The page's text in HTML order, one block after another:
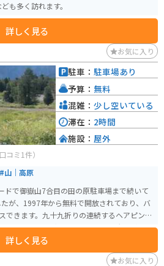
も多く訪れます。
詳しく見る
お気に入り
口コミ1件）
#山｜高原
ドで御嶽山7合目の田の原駐車場まで続いて
が、1997年から無料で開放されており、バ
できます。九十九折りの連続するヘアピンカ
。もちろん御嶽山の素晴らしい景観も楽し
で通行可能なことを確認してから行く様にし
詳しく見る
駐車： 駐車場あり
予算： 無料
混雑： 少し空いている
滞在： 2時間
施設： 屋外
お気に入り